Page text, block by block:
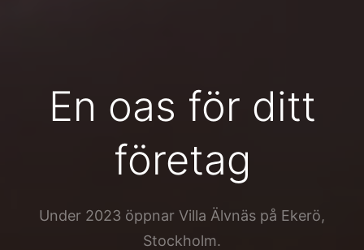
En oas för ditt
företag
Under 2023 öppnar Villa Älvnäs på Ekerö,
Stockholm.